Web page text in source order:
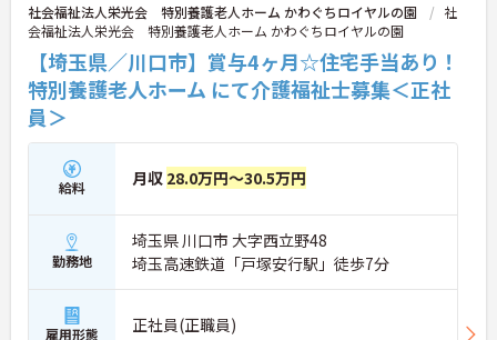
社会福祉法人栄光会 特別養護老人ホーム かわぐちロイヤルの園
社
会福祉法人栄光会 特別養護老人ホーム かわぐちロイヤルの園
【埼玉県／川口市】賞与4ヶ月☆住宅手当あり！
特別養護老人ホーム にて介護福祉士募集＜正社
員＞
給料 月収 28.0万円～30.5万円
勤務地
埼玉県 川口市 大字西立野48
埼玉高速鉄道「戸塚安行駅」徒歩7分
雇用形態 正社員(正職員)